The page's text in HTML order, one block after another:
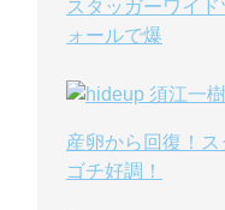
スタッガーワイ
ォールで爆
産卵から回復！
ゴチ好調！